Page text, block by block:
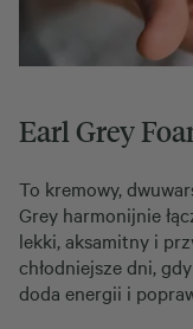
Earl Grey
To kremowy,
Grey harmonijnie
lekki, aksamitny i
chłodniejsze dni,
doda energii i